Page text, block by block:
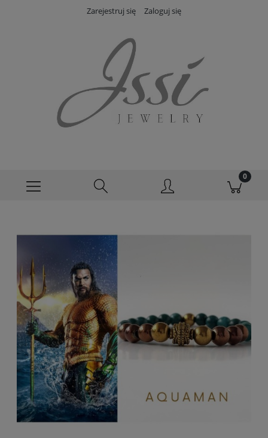
Zarejestruj się Zaloguj się